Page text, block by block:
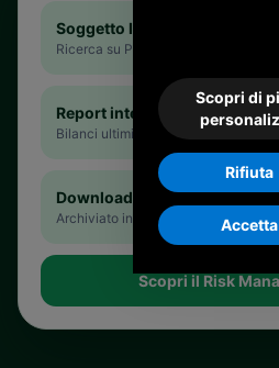
Soggetto IVA generico
Ricerca su P.IVA / CF
Report integrale
Bilanci ultimi 3 anni
Download PDF
Archiviato in area riservata
Scopri il Risk
Scopri di
Rifiuta
Accetta